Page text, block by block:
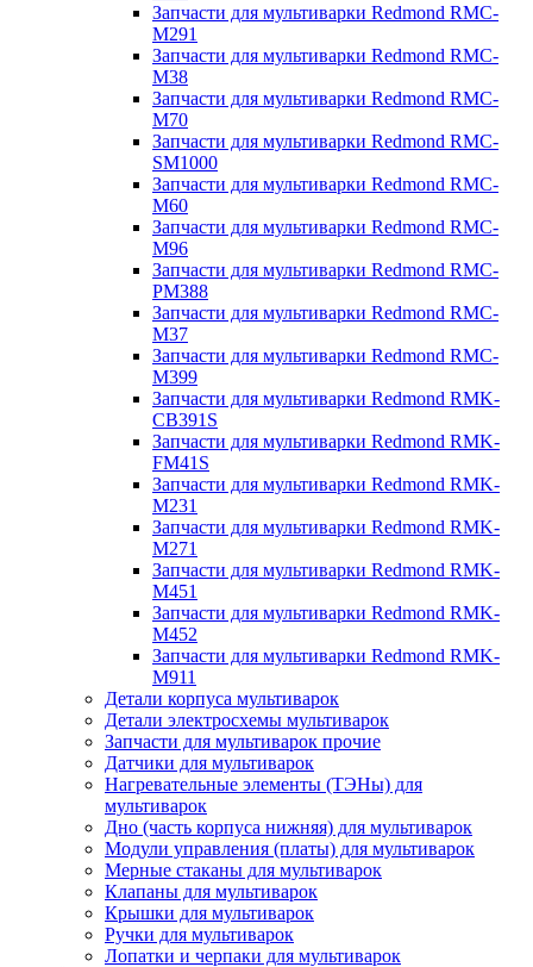
Запчасти для мультиварки Redmond RMC-
M291
Запчасти для мультиварки Redmond RMC-
M38
Запчасти для мультиварки Redmond RMC-
M70
Запчасти для мультиварки Redmond RMC-
SM1000
Запчасти для мультиварки Redmond RMC-
M60
Запчасти для мультиварки Redmond RMC-
M96
Запчасти для мультиварки Redmond RMC-
PM388
Запчасти для мультиварки Redmond RMC-
M37
Запчасти для мультиварки Redmond RMC-
M399
Запчасти для мультиварки Redmond RMK-
CB391S
Запчасти для мультиварки Redmond RMK-
FM41S
Запчасти для мультиварки Redmond RMK-
M231
Запчасти для мультиварки Redmond RMK-
M271
Запчасти для мультиварки Redmond RMK-
M451
Запчасти для мультиварки Redmond RMK-
M452
Запчасти для мультиварки Redmond RMK-
M911
Детали корпуса мультиварок
Детали электросхемы мультиварок
Запчасти для мультиварок прочие
Датчики для мультиварок
Нагревательные элементы (ТЭНы) для
мультиварок
Дно (часть корпуса нижняя) для мультиварок
Модули управления (платы) для мультиварок
Мерные стаканы для мультиварок
Клапаны для мультиварок
Крышки для мультиварок
Ручки для мультиварок
Лопатки и черпаки для мультиварок